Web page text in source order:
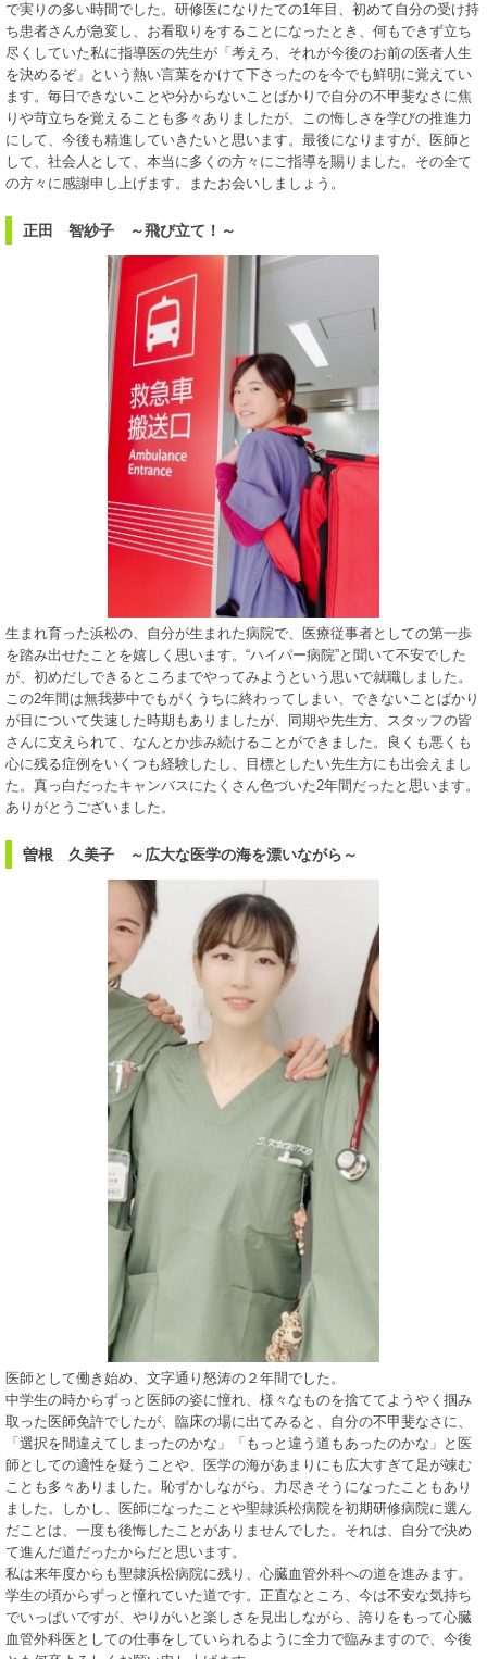
で実りの多い時間でした。研修医になりたての1年目、初めて自分の受け持
ち患者さんが急変し、お看取りをすることになったとき、何もできず立ち
尽くしていた私に指導医の先生が「考えろ、それが今後のお前の医者人生
を決めるぞ」という熱い言葉をかけて下さったのを今でも鮮明に覚えてい
ます。毎日できないことや分からないことばかりで自分の不甲斐なさに焦
りや苛立ちを覚えることも多々ありましたが、この悔しさを学びの推進力
にして、今後も精進していきたいと思います。最後になりますが、医師と
して、社会人として、本当に多くの方々にご指導を賜りました。その全て
の方々に感謝申し上げます。またお会いしましょう。
正田 智紗子 ～飛び立て！～
生まれ育った浜松の、自分が生まれた病院で、医療従事者としての第一歩
を踏み出せたことを嬉しく思います。“ハイパー病院”と聞いて不安でした
が、初めだしできるところまでやってみようという思いで就職しました。
この2年間は無我夢中でもがくうちに終わってしまい、できないことばかり
が目について失速した時期もありましたが、同期や先生方、スタッフの皆
さんに支えられて、なんとか歩み続けることができました。良くも悪くも
心に残る症例をいくつも経験したし、目標としたい先生方にも出会えまし
た。真っ白だったキャンバスにたくさん色づいた2年間だったと思います。
ありがとうございました。
曽根 久美子 ～広大な医学の海を漂いながら～
医師として働き始め、文字通り怒涛の２年間でした。
中学生の時からずっと医師の姿に憧れ、様々なものを捨ててようやく掴み
取った医師免許でしたが、臨床の場に出てみると、自分の不甲斐なさに、
「選択を間違えてしまったのかな」「もっと違う道もあったのかな」と医
師としての適性を疑うことや、医学の海があまりにも広大すぎて足が竦む
ことも多々ありました。恥ずかしながら、力尽きそうになったこともあり
ました。しかし、医師になったことや聖隷浜松病院を初期研修病院に選ん
だことは、一度も後悔したことがありませんでした。それは、自分で決め
て進んだ道だったからだと思います。
私は来年度からも聖隷浜松病院に残り、心臓血管外科への道を進みます。
学生の頃からずっと憧れていた道です。正直なところ、今は不安な気持ち
でいっぱいですが、やりがいと楽しさを見出しながら、誇りをもって心臓
血管外科医としての仕事をしていられるように全力で臨みますので、今後